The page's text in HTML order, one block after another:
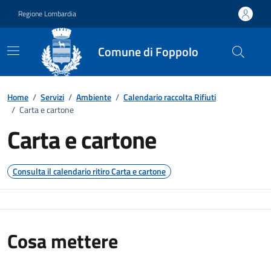
Regione Lombardia
Comune di Foppolo
Dettaglio raccolta rifiuti
Home / Servizi / Ambiente / Calendario raccolta Rifiuti
/ Carta e cartone
Carta e cartone
Consulta il calendario ritiro Carta e cartone
Cosa mettere